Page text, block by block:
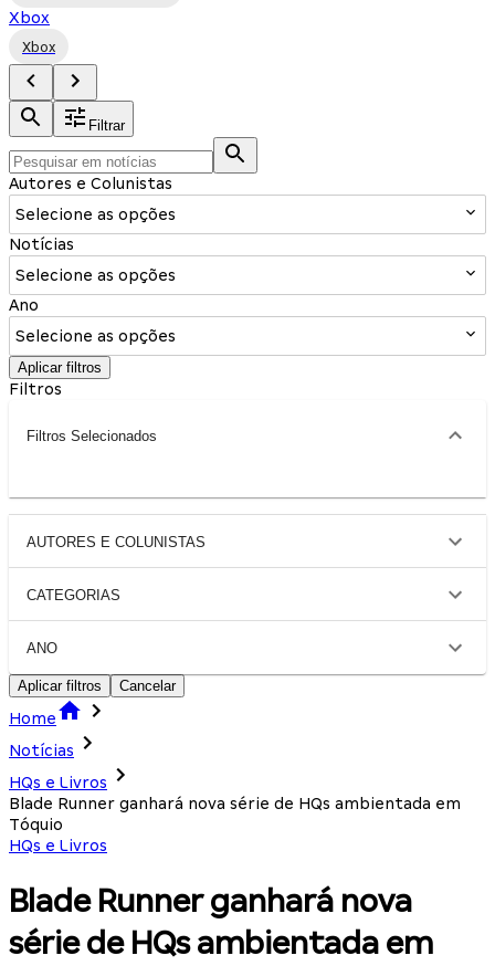
Xbox
Xbox
Filtrar
Autores e Colunistas
Selecione as opções
Notícias
Selecione as opções
Ano
Selecione as opções
Aplicar filtros
Filtros
Filtros Selecionados
AUTORES E COLUNISTAS
CATEGORIAS
ANO
Aplicar filtros Cancelar
Home
Notícias
HQs e Livros
Blade Runner ganhará nova série de HQs ambientada em
Tóquio
HQs e Livros
Blade Runner ganhará nova
série de HQs ambientada em